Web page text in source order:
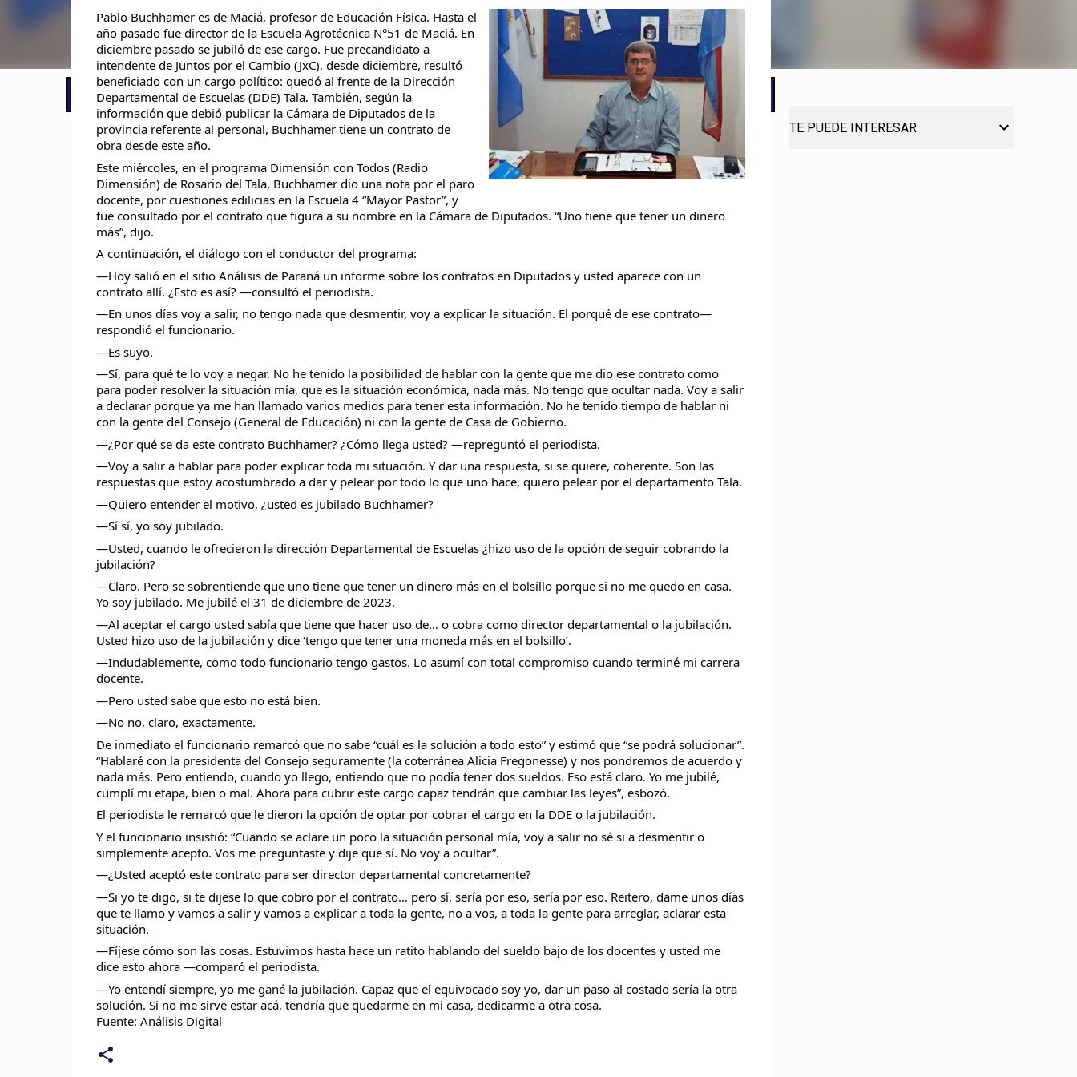
📢 LO ÚLTIMO
Pablo Buchhamer es de Maciá, profesor de Educación Física. Hasta el
año pasado fue director de la Escuela Agrotécnica N°51 de Maciá. En
diciembre pasado se jubiló de ese cargo. Fue precandidato a
intendente de Juntos por el Cambio (JxC), desde diciembre, resultó
beneficiado con un cargo político: quedó al frente de la Dirección
Departamental de Escuelas (DDE) Tala. También, según la
información que debió publicar la Cámara de Diputados de la
provincia referente al personal, Buchhamer tiene un contrato de
obra desde este año.
Este miércoles, en el programa Dimensión con Todos (Radio
Dimensión) de Rosario del Tala, Buchhamer dio una nota por el paro
docente, por cuestiones edilicias en la Escuela 4 “Mayor Pastor”, y
fue consultado por el contrato que figura a su nombre en la Cámara de Diputados. “Uno tiene que tener un dinero
más”, dijo.
A continuación, el diálogo con el conductor del programa:
—Hoy salió en el sitio Análisis de Paraná un informe sobre los contratos en Diputados y usted aparece con un
contrato allí. ¿Esto es así? —consultó el periodista.
—En unos días voy a salir, no tengo nada que desmentir, voy a explicar la situación. El porqué de ese contrato—
respondió el funcionario.
—Es suyo.
—Sí, para qué te lo voy a negar. No he tenido la posibilidad de hablar con la gente que me dio ese contrato como
para poder resolver la situación mía, que es la situación económica, nada más. No tengo que ocultar nada. Voy a salir
a declarar porque ya me han llamado varios medios para tener esta información. No he tenido tiempo de hablar ni
con la gente del Consejo (General de Educación) ni con la gente de Casa de Gobierno.
—¿Por qué se da este contrato Buchhamer? ¿Cómo llega usted? —repreguntó el periodista.
—Voy a salir a hablar para poder explicar toda mi situación. Y dar una respuesta, si se quiere, coherente. Son las
respuestas que estoy acostumbrado a dar y pelear por todo lo que uno hace, quiero pelear por el departamento Tala.
—Quiero entender el motivo, ¿usted es jubilado Buchhamer?
—Sí sí, yo soy jubilado.
—Usted, cuando le ofrecieron la dirección Departamental de Escuelas ¿hizo uso de la opción de seguir cobrando la
jubilación?
—Claro. Pero se sobrentiende que uno tiene que tener un dinero más en el bolsillo porque si no me quedo en casa.
Yo soy jubilado. Me jubilé el 31 de diciembre de 2023.
—Al aceptar el cargo usted sabía que tiene que hacer uso de… o cobra como director departamental o la jubilación.
Usted hizo uso de la jubilación y dice ‘tengo que tener una moneda más en el bolsillo’.
—Indudablemente, como todo funcionario tengo gastos. Lo asumí con total compromiso cuando terminé mi carrera
docente.
—Pero usted sabe que esto no está bien.
—No no, claro, exactamente.
De inmediato el funcionario remarcó que no sabe “cuál es la solución a todo esto” y estimó que “se podrá solucionar”.
“Hablaré con la presidenta del Consejo seguramente (la coterránea Alicia Fregonesse) y nos pondremos de acuerdo y
nada más. Pero entiendo, cuando yo llego, entiendo que no podía tener dos sueldos. Eso está claro. Yo me jubilé,
cumplí mi etapa, bien o mal. Ahora para cubrir este cargo capaz tendrán que cambiar las leyes”, esbozó.
El periodista le remarcó que le dieron la opción de optar por cobrar el cargo en la DDE o la jubilación.
Y el funcionario insistió: “Cuando se aclare un poco la situación personal mía, voy a salir no sé si a desmentir o
simplemente acepto. Vos me preguntaste y dije que sí. No voy a ocultar”.
—¿Usted aceptó este contrato para ser director departamental concretamente?
—Si yo te digo, si te dijese lo que cobro por el contrato… pero sí, sería por eso, sería por eso. Reitero, dame unos días
que te llamo y vamos a salir y vamos a explicar a toda la gente, no a vos, a toda la gente para arreglar, aclarar esta
situación.
—Fíjese cómo son las cosas. Estuvimos hasta hace un ratito hablando del sueldo bajo de los docentes y usted me
dice esto ahora —comparó el periodista.
—Yo entendí siempre, yo me gané la jubilación. Capaz que el equivocado soy yo, dar un paso al costado sería la otra
solución. Si no me sirve estar acá, tendría que quedarme en mi casa, dedicarme a otra cosa.
Fuente: Análisis Digital
TE PUEDE INTERESAR